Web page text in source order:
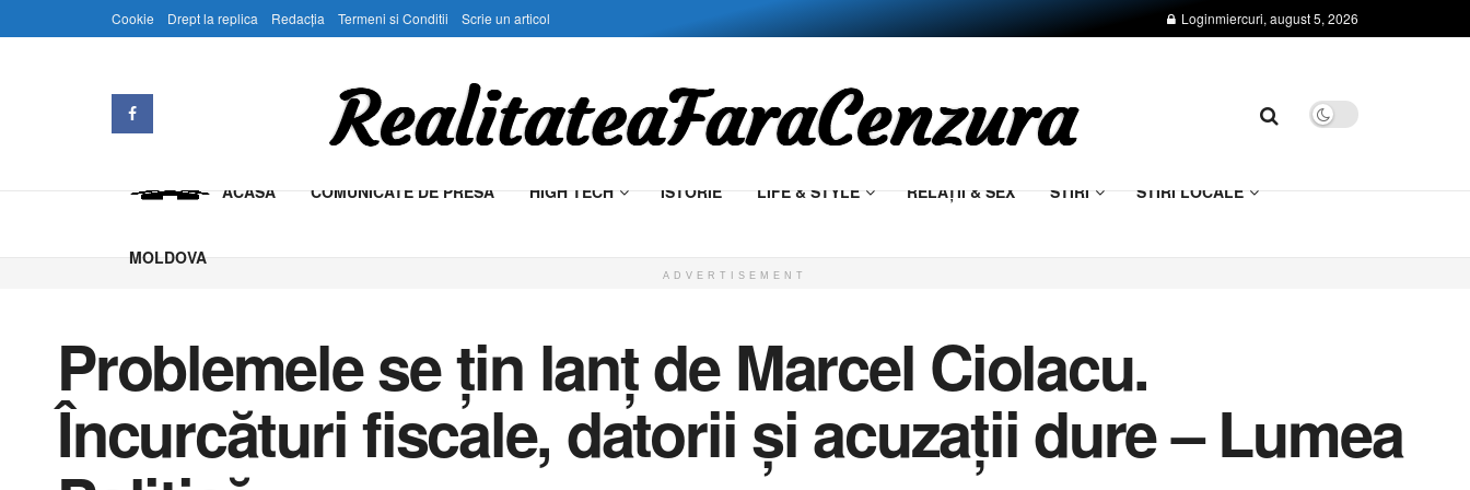
Cookie Drept la replica Redacția Termeni si Conditii Scrie un articol Loginmiercuri, august 5, 2026
ACASA COMUNICATE DE PRESĂ HIGH TECH ISTORIE LIFE & STYLE RELAŢII & SEX STIRI STIRI LOCALE
MOLDOVA
ADVERTISEMENT
Problemele se țin lanț de Marcel Ciolacu.
Încurcături fiscale, datorii și acuzații dure – Lumea